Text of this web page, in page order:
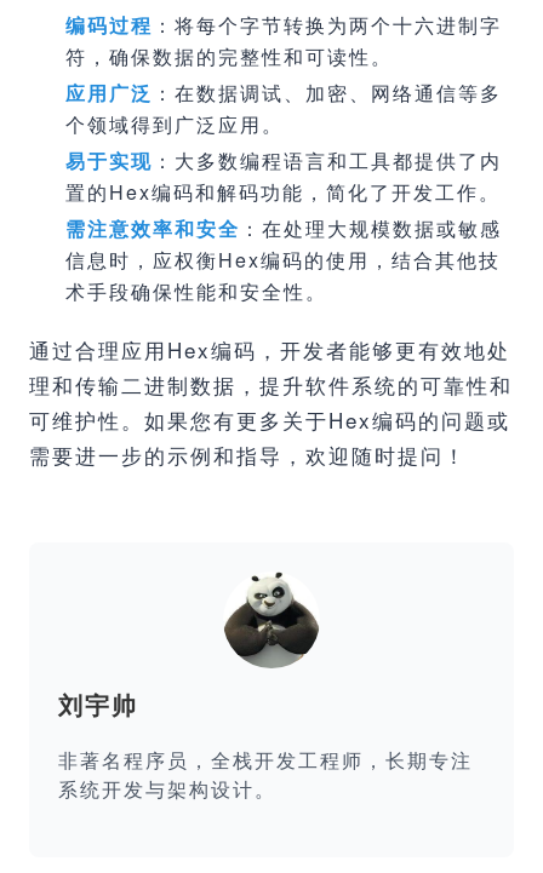
编码过程 ：将每个字节转换为两个十六进制字
符，确保数据的完整性和可读性。
应用广泛 ：在数据调试、加密、网络通信等多
个领域得到广泛应用。
易于实现 ：大多数编程语言和工具都提供了内
置的Hex编码和解码功能，简化了开发工作。
需注意效率和安全 ：在处理大规模数据或敏感
信息时，应权衡Hex编码的使用，结合其他技
术手段确保性能和安全性。
通过合理应用Hex编码，开发者能够更有效地处
理和传输二进制数据，提升软件系统的可靠性和
可维护性。如果您有更多关于Hex编码的问题或
需要进一步的示例和指导，欢迎随时提问！
刘宇帅
非著名程序员，全栈开发工程师，长期专注
系统开发与架构设计。